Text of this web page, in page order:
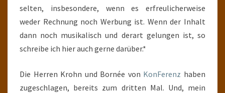
selten, insbesondere, wenn es erfreulicherweise
weder Rechnung noch Werbung ist. Wenn der Inhalt
dann noch musikalisch und derart gelungen ist, so
schreibe ich hier auch gerne darüber.*
Die Herren Krohn und Bornée von KonFerenz haben
zugeschlagen, bereits zum dritten Mal. Und, mein